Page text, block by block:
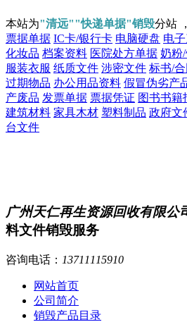
本站为"清远""快递单据"销毁分站
票据单据 IC卡/银行卡 电脑硬盘 电
化妆品 档案资料 医院处方单据 奶粉
服装衣服 纸质文件 涉密文件 标书/合
过期物品 办公用品资料 假冒伪劣产
产废品 发票单据 票据凭证 图书书籍
建筑材料 家具木材 塑料制品 政府文
台文件
广州天仁再生资源回收有限公
料文件销毁服务
咨询电话： 13711115910
网站首页
公司简介
销毁产品目录